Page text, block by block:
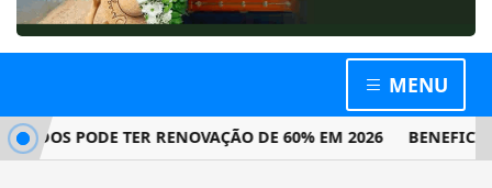
MENU
PODE TER RENOVAÇÃO DE 60% EM 2026